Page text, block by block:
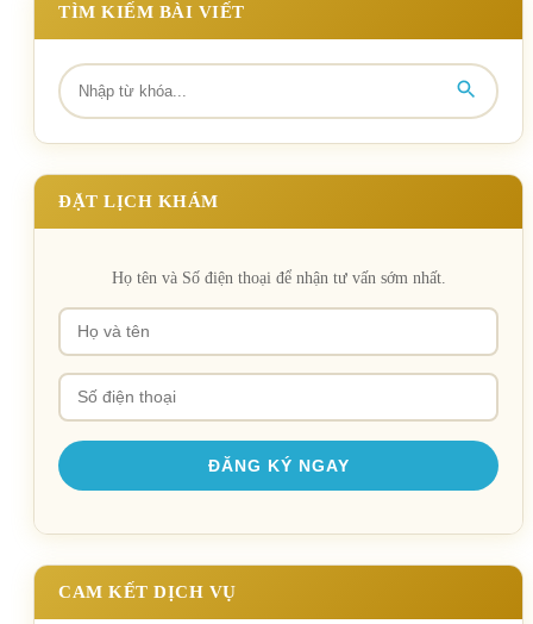
TÌM KIẾM BÀI VIẾT
ĐẶT LỊCH KHÁM
Họ tên và Số điện thoại để nhận tư vấn sớm nhất.
CAM KẾT DỊCH VỤ